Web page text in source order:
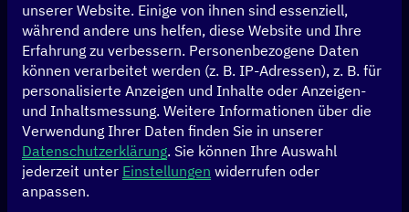
BILDUNG GESUNDHEIT WIRTSCHAFT
Das Scaling Toolkit:
Die Wirkung
digitaler
unserer Website. Einige von ihnen sind essenziell,
während andere uns helfen, diese Website und Ihre
Erfahrung zu verbessern. Personenbezogene Daten
können verarbeitet werden (z. B. IP-Adressen), z. B. für
personalisierte Anzeigen und Inhalte oder Anzeigen-
und Inhaltsmessung. Weitere Informationen über die
Verwendung Ihrer Daten finden Sie in unserer
Datenschutzerklärung. Sie können Ihre Auswahl
jederzeit unter Einstellungen widerrufen oder
anpassen.